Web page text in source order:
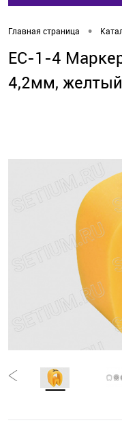
Главная страница •
EС-1-4
4,2мм,